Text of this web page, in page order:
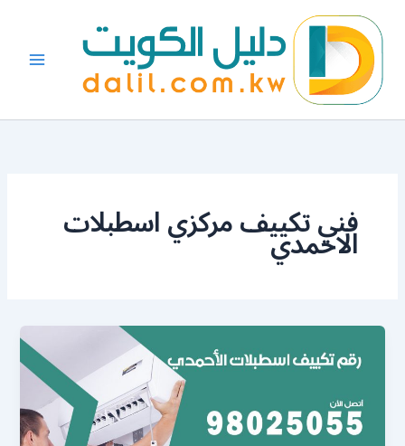
المحتوى
فني تكييف مركزي اسطبلات
الاحمدي